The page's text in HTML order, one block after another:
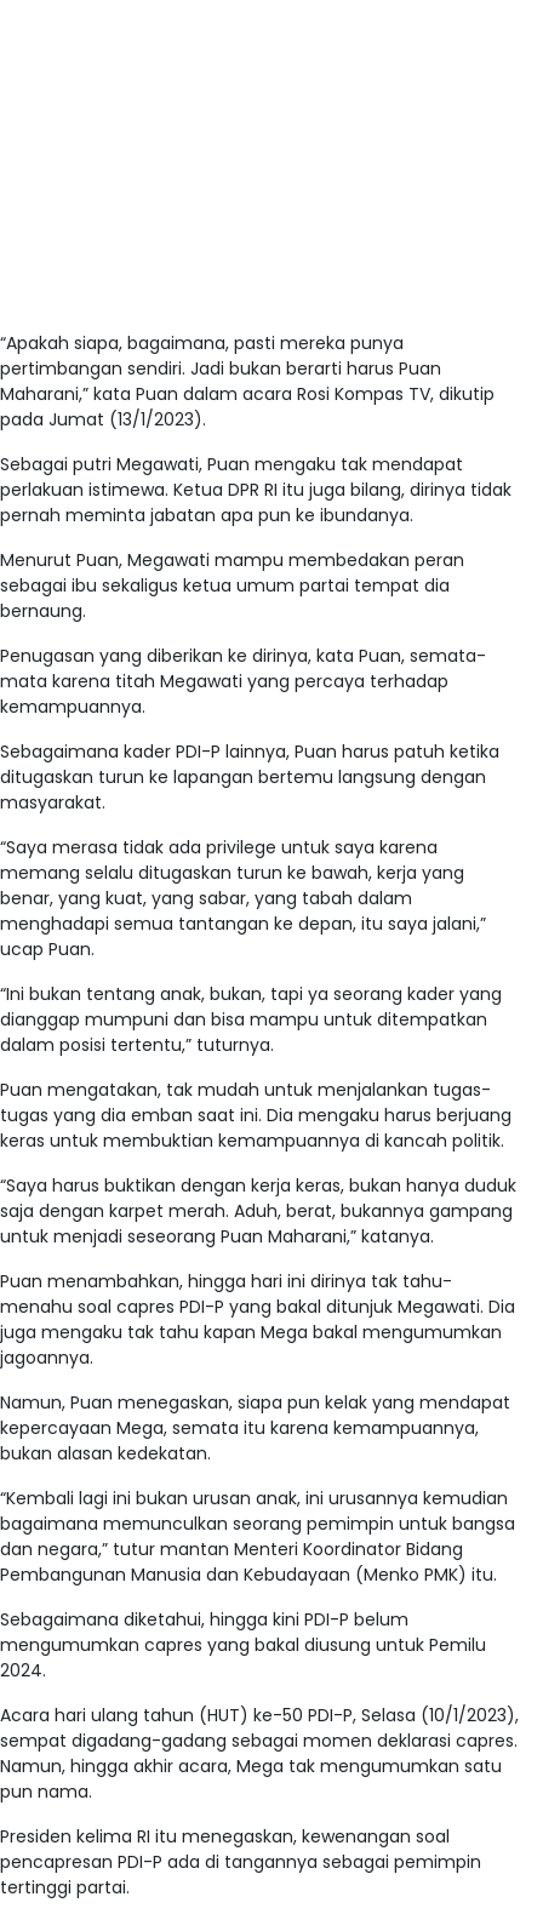
“Apakah siapa, bagaimana, pasti mereka punya
pertimbangan sendiri. Jadi bukan berarti harus Puan
Maharani,” kata Puan dalam acara Rosi Kompas TV, dikutip
pada Jumat (13/1/2023).
Sebagai putri Megawati, Puan mengaku tak mendapat
perlakuan istimewa. Ketua DPR RI itu juga bilang, dirinya tidak
pernah meminta jabatan apa pun ke ibundanya.
Menurut Puan, Megawati mampu membedakan peran
sebagai ibu sekaligus ketua umum partai tempat dia
bernaung.
Penugasan yang diberikan ke dirinya, kata Puan, semata-
mata karena titah Megawati yang percaya terhadap
kemampuannya.
Sebagaimana kader PDI-P lainnya, Puan harus patuh ketika
ditugaskan turun ke lapangan bertemu langsung dengan
masyarakat.
“Saya merasa tidak ada privilege untuk saya karena
memang selalu ditugaskan turun ke bawah, kerja yang
benar, yang kuat, yang sabar, yang tabah dalam
menghadapi semua tantangan ke depan, itu saya jalani,”
ucap Puan.
“Ini bukan tentang anak, bukan, tapi ya seorang kader yang
dianggap mumpuni dan bisa mampu untuk ditempatkan
dalam posisi tertentu,” tuturnya.
Puan mengatakan, tak mudah untuk menjalankan tugas-
tugas yang dia emban saat ini. Dia mengaku harus berjuang
keras untuk membuktian kemampuannya di kancah politik.
“Saya harus buktikan dengan kerja keras, bukan hanya duduk
saja dengan karpet merah. Aduh, berat, bukannya gampang
untuk menjadi seseorang Puan Maharani,” katanya.
Puan menambahkan, hingga hari ini dirinya tak tahu-
menahu soal capres PDI-P yang bakal ditunjuk Megawati. Dia
juga mengaku tak tahu kapan Mega bakal mengumumkan
jagoannya.
Namun, Puan menegaskan, siapa pun kelak yang mendapat
kepercayaan Mega, semata itu karena kemampuannya,
bukan alasan kedekatan.
“Kembali lagi ini bukan urusan anak, ini urusannya kemudian
bagaimana memunculkan seorang pemimpin untuk bangsa
dan negara,” tutur mantan Menteri Koordinator Bidang
Pembangunan Manusia dan Kebudayaan (Menko PMK) itu.
Sebagaimana diketahui, hingga kini PDI-P belum
mengumumkan capres yang bakal diusung untuk Pemilu
2024.
Acara hari ulang tahun (HUT) ke-50 PDI-P, Selasa (10/1/2023),
sempat digadang-gadang sebagai momen deklarasi capres.
Namun, hingga akhir acara, Mega tak mengumumkan satu
pun nama.
Presiden kelima RI itu menegaskan, kewenangan soal
pencapresan PDI-P ada di tangannya sebagai pemimpin
tertinggi partai.